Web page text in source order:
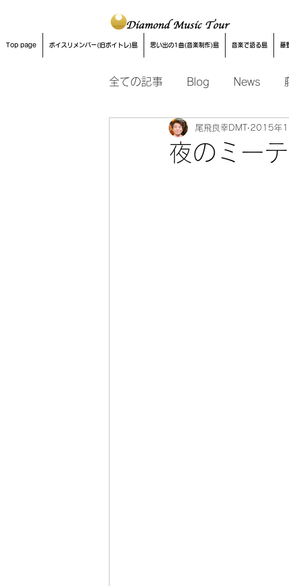
Top page ボイスリメンバー(旧ボイトレ)島 思い出の1曲(音楽制作)島 音楽で語る島 藤
全ての記事 Blog News
音楽制作
夜のミー
尾飛良幸DMT 2015年1